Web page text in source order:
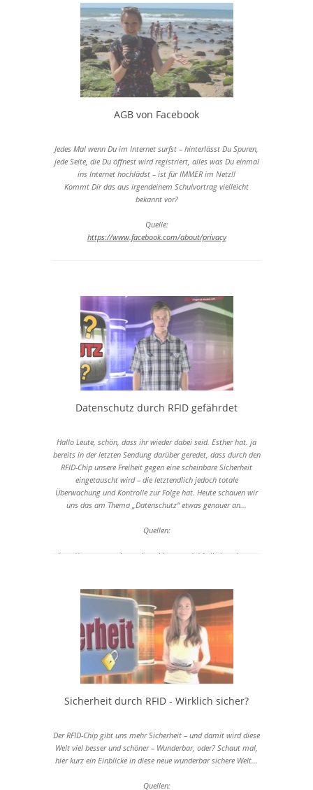
720p hohe Qualität
1280x720 - 53 MB
468p mittlere Qualität
832x468 - 36 MB
420p mittlere Qualität
748x420 - 29 MB
337p mittlere Qualität
600x337 - 20 MB
400x225 - 15 MB
202p niedrige Qualität
360x202 - 13 MB
320x180 - 11 MB
AGB von Facebook
Jedes Mal wenn Du im Internet surfst – hinterlässt Du Spuren,
jede Seite, die Du öffnest wird registriert, alles was Du einmal
ins Internet hochlädst – ist für IMMER im Netz!!
Kommt Dir das aus irgendeinem Schulvortrag vielleicht
bekannt vor?
Quelle:
https://www.facebook.com/about/privacy
Datenschutz durch RFID gefährdet
Hallo Leute, schön, dass ihr wieder dabei seid. Esther hat. ja
bereits in der letzten Sendung darüber geredet, dass durch den
RFID-Chip unsere Freiheit gegen eine scheinbare Sicherheit
eingetauscht wird – die letztendlich jedoch totale
Überwachung und Kontrolle zur Folge hat. Heute schauen wir
uns das am Thema „Datenschutz“ etwas genauer an...
Quellen:
http://www.menschenrechtserklaerung.de/freiheitssphaere-
sich-in-fbi-telefonkonferenz-id6313822.html
http://diepresse.com/home/techscience/internet/1286491/FBI-
gehackt_Zwolf-Millionen-AppleIDs-gestohlen
Sicherheit durch RFID - Wirklich sicher?
Der RFID-Chip gibt uns mehr Sicherheit – und damit wird diese
Welt viel besser und schöner – Wunderbar, oder? Schaut mal,
hier kurz ein Einblicke in diese neue wunderbar sichere Welt...
Quellen: